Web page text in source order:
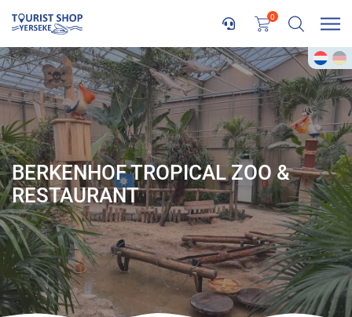
0
BERKENHOF TROPICAL ZOO &
RESTAURANT